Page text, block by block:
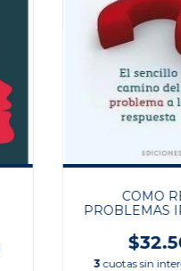
COMO
PROBLEMAS
3 cuotas sin